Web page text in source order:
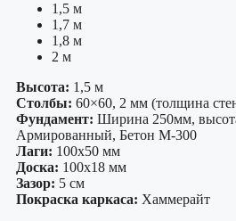
1,5 м
1,7 м
1,8 м
2 м
Высота: 1,5 м
Столбы: 60×60, 2 мм (толщина
Фундамент: Ширина 250мм,
Армированный, Бетон М-300
Лаги: 100х50 мм
Доска: 100х18 мм
Зазор: 5 см
Покраска каркаса: Хаммерайт